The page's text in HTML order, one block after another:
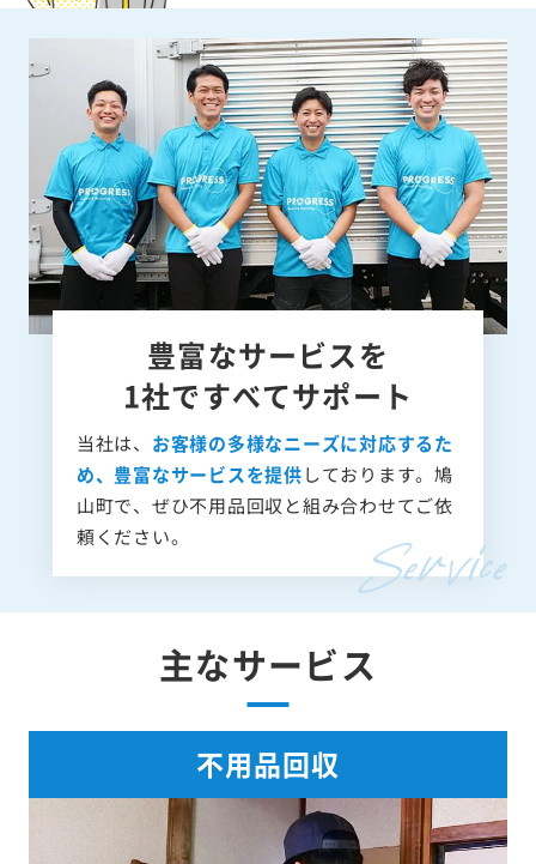
豊富なサービスを
1社ですべてサポート
当社は、 お客様の多様なニーズに対応するた
め、豊富なサービスを提供しております。鳩
山町で、ぜひ不用品回収と組み合わせてご依
頼ください。
主なサービス
不用品回収